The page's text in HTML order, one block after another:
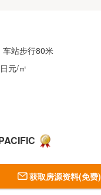
站步行80米
元/㎡
获取房源资料(免费)